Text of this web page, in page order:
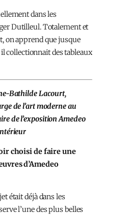
dans les
Dutilleul. Totalement et
on apprend que jusque
il collectionnait des tableaux
Bathilde Lacourt,
de l’art moderne au
de l’exposition Amedeo
choisi de faire une
d’Amedeo
était déjà dans les
l’une des plus belles